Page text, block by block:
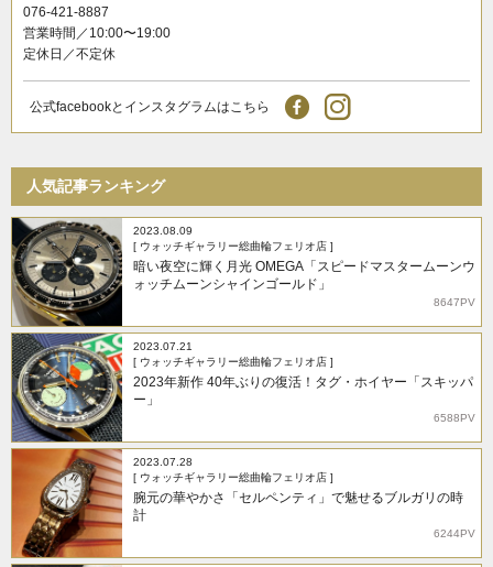
076-421-8887
営業時間／10:00〜19:00
定休日／不定休
公式facebookとインスタグラムはこちら
人気記事ランキング
2023.08.09
[ ウォッチギャラリー総曲輪フェリオ店 ]
暗い夜空に輝く月光 OMEGA「スピードマスタームーンウ
ォッチムーンシャインゴールド」
8647PV
2023.07.21
[ ウォッチギャラリー総曲輪フェリオ店 ]
2023年新作 40年ぶりの復活！タグ・ホイヤー「スキッパ
ー」
6588PV
2023.07.28
[ ウォッチギャラリー総曲輪フェリオ店 ]
腕元の華やかさ「セルペンティ」で魅せるブルガリの時
計
6244PV